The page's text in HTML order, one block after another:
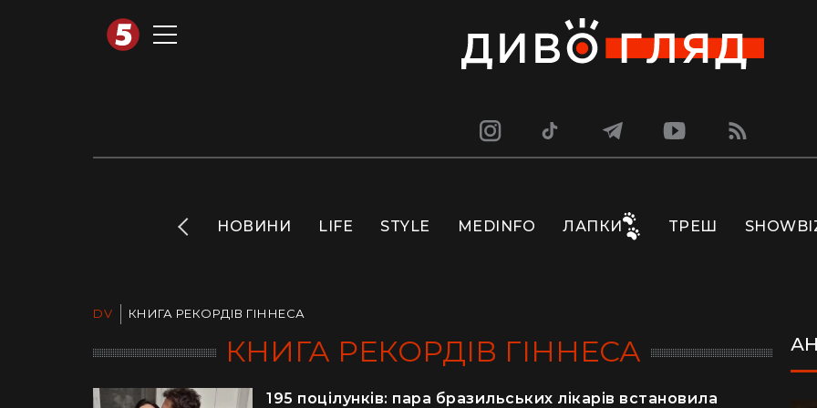
INFO НОВИНИ LIFE STYLE MEDINFO ЛАПКИ ТРЕШ
DV КНИГА РЕКОРДІВ ГІННЕСА
КНИГА РЕКОРДІВ ГІННЕСА
195 поцілунків: пара бразильських лікарів встановила